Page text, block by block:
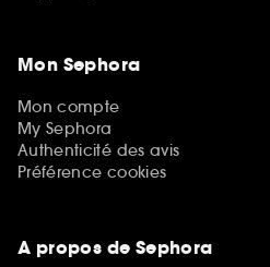
Mon Sephora
Mon compte
My Sephora
Authenticité des avis
Préférence cookies
A propos de Sephora